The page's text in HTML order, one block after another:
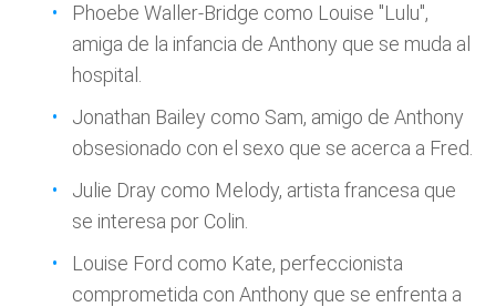
Phoebe Waller-Bridge como Louise "Lulu",
amiga de la infancia de Anthony que se muda al
hospital.
Jonathan Bailey como Sam, amigo de Anthony
obsesionado con el sexo que se acerca a Fred.
Julie Dray como Melody, artista francesa que
se interesa por Colin.
Louise Ford como Kate, perfeccionista
comprometida con Anthony que se enfrenta a